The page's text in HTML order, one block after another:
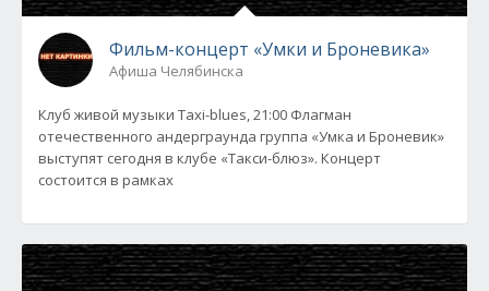
Фильм-концерт «Умки и Броневика»
Афиша Челябинска
Клуб живой музыки Taxi-blues, 21:00 Флагман
отечественного андерграунда группа «Умка и Броневик»
выступят сегодня в клубе «Такси-блюз». Концерт
состоится в рамках